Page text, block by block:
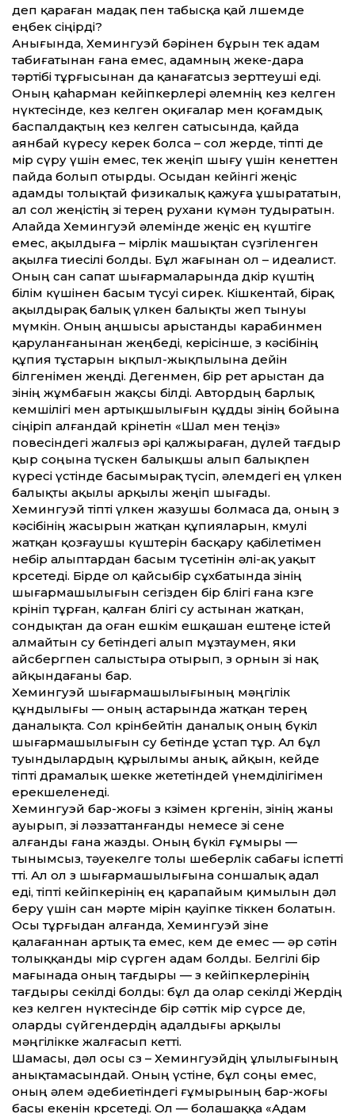
деп қараған мадақ пен табысқа қай өлшемде
еңбек сіңірді?
Анығында, Хемингуэй бәрінен бұрын тек адам
табиғатынан ғана емес, адамның жеке-дара
тәртібі тұрғысынан да қанағатсыз зерт­теуші еді.
Оның қаһарман кейіпкерлері әлемнің кез келген
нүктесінде, кез келген оқиғалар мен қоғамдық
баспалдақтың кез келген сатысында, қайда
аянбай күресу керек болса – сол жерде, тіпті де
өмір сүру үшін емес, тек жеңіп шығу үшін кенет­тен
пайда болып отырды. Осыдан кейінгі жеңіс
адамды толықтай физикалық қажуға ұшырататын,
ал сол жеңістің өзі терең рухани күмән тудыратын.
Алайда Хемингуэй әлемінде жеңіс ең күштіге
емес, ақылдыға – өмірлік машықтан сүзгіленген
ақылға тиесілі болды. Бұл жағынан ол – идеалист.
Оның сан сапат шығармаларында дөкір күштің
білім күшінен басым түсуі сирек. Кішкентай, бірақ
ақылдырақ балық үлкен балықты жеп тынуы
мүмкін. Оның аңшысы арыстанды карабинмен
қаруланғанынан жеңбеді, керісінше, өз кәсібінің
құпия тұстарын ықпыл-жықпылына дейін
білгенімен жеңді. Дегенмен, бір рет арыстан да
өзінің жұмбағын жақсы білді. Автордың барлық
кемшілігі мен артықшылығын құдды өзінің бойына
сіңіріп алғандай көрінетін «Шал мен теңіз»
повесіндегі жалғыз әрі қалжыраған, дүлей тағдыр
қыр соңына түскен балықшы алып балықпен
күресі үстінде басымырақ түсіп, әлемдегі ең үлкен
балықты ақылы арқылы жеңіп шығады.
Хемингуэй тіпті үлкен жазушы болмаса да, оның өз
кәсібінің жасырын жатқан құпияларын, көмулі
жатқан қозғаушы күштерін басқару қабілетімен
небір алыптардан басым түсетінін әлі-ақ уақыт
көрсетеді. Бірде ол қайсыбір сұхбатында өзінің
шығармашылығын сегізден бір бөлігі ғана көзге
көрініп тұрған, қалған бөлігі су астынан жатқан,
сондықтан да оған ешкім ешқашан ештеңе істей
алмайтын су бетіндегі алып мұзтаумен, яки
айсбергпен салыстыра отырып, өз орнын өзі нақ
айқындағаны бар.
Хемингуэй шығармашылығының мәңгілік
құндылығы — оның астарында жатқан терең
даналықта. Сол көрінбейтін даналық оның бүкіл
шығармашылығын су бетінде ұстап тұр. Ал бұл
туындылардың құрылымы анық, айқын, кейде
тіпті драмалық шекке жететіндей үнемділігімен
ерекшеленеді.
Хемингуэй бар-жоғы өз көзімен көргенін, өзінің жаны
ауырып, өзі ләззат­танғанды немесе өзі сене
алғанды ғана жазды. Оның бүкіл ғұмыры —
тынымсыз, тәуекелге толы шеберлік сабағы іспет­ті
өт­ті. Ал ол өз шығармашылығына соншалық адал
еді, тіпті кейіпкерінің ең қарапайым қимылын дәл
беру үшін сан мәрте өмірін қауіпке тіккен болатын.
Осы тұрғыдан алғанда, Хемингуэй өзіне
қалағаннан артық та емес, кем де емес — әр сәтін
толыққанды өмір сүрген адам болды. Белгілі бір
мағынада оның тағдыры — өз кейіпкерлерінің
тағдыры секілді болды: бұл да олар секілді Жердің
кез келген нүктесінде бір сәт­тік өмір сүрсе де,
оларды сүйгендердің адалдығы арқылы
мәңгілікке жалғасып кет­ті.
Шамасы, дәл осы сөз – Хемингуэйдің ұлылығының
анықтамасындай. Оның үстіне, бұл соңы емес,
оның әлем әдебиетіндегі ғұмырының бар-жоғы
басы екенін көрсетеді. Ол — болашаққа «Адам